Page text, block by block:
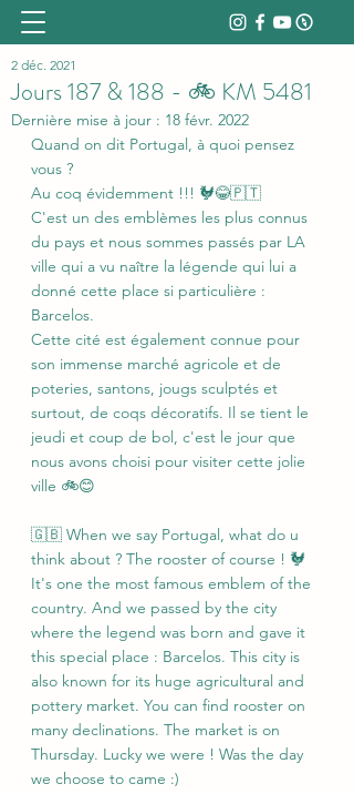
Jours 187 & 188 - 🚲 KM 5481
2 déc. 2021
Dernière mise à jour : 18 févr. 2022
Quand on dit Portugal, à quoi pensez
vous ?
Au coq évidemment !!! 🐓😂🇵🇹
C'est un des emblèmes les plus connus
du pays et nous sommes passés par LA
ville qui a vu naître la légende qui lui a
donné cette place si particulière :
Barcelos.
Cette cité est également connue pour
son immense marché agricole et de
poteries, santons, jougs sculptés et
surtout, de coqs décoratifs. Il se tient le
jeudi et coup de bol, c'est le jour que
nous avons choisi pour visiter cette jolie
ville 🚲😊
🇬🇧 When we say Portugal, what do u
think about ? The rooster of course ! 🐓
It's one the most famous emblem of the
country. And we passed by the city
where the legend was born and gave it
this special place : Barcelos. This city is
also known for its huge agricultural and
pottery market. You can find rooster on
many declinations. The market is on
Thursday. Lucky we were ! Was the day
we choose to came :)